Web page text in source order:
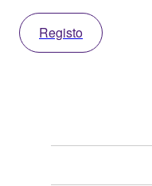
Registo